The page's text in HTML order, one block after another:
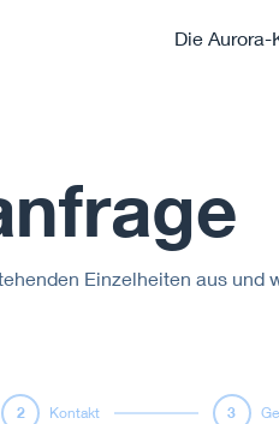
Die Aurora-
Einzelheiten aus und
2 Kontakt 3